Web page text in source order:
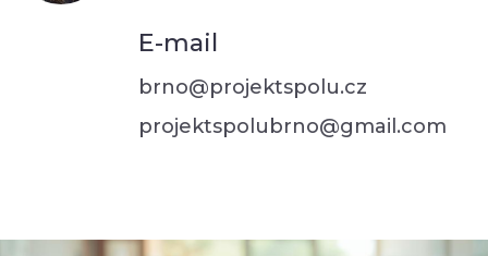
E-mail
brno@projektspolu.cz
projektspolubrno@gmail.com